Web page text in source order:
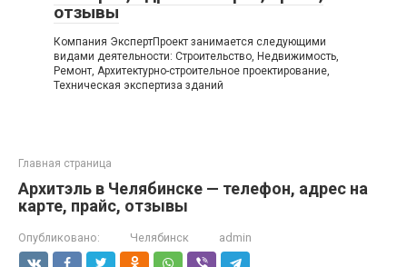
отзывы
Компания ЭкспертПроект занимается следующими
видами деятельности: Строительство, Недвижимость,
Ремонт, Архитектурно-строительное проектирование,
Техническая экспертиза зданий
Главная страница
Архитэль в Челябинске — телефон, адрес на
карте, прайс, отзывы
Опубликовано: Челябинск admin